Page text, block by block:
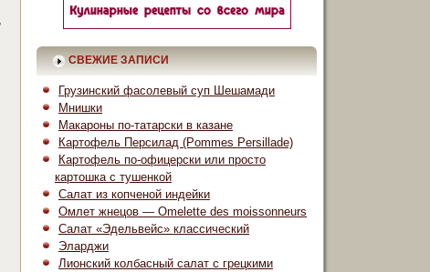
СВЕЖИЕ ЗАПИСИ
Грузинский фасолевый суп Шешамади
Мнишки
Макароны по-татарски в казане
Картофель Персилад (Pommes Persillade)
Картофель по-офицерски или просто
картошка с тушенкой
Салат из копченой индейки
Омлет жнецов — Omelette des moissonneurs
Салат «Эдельвейс» классический
Эларджи
Лионский колбасный салат с грецкими